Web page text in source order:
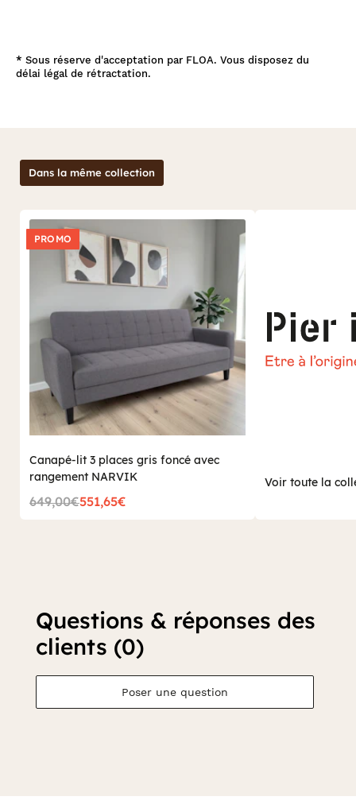
* Sous réserve d'acceptation par FLOA. Vous disposez du
délai légal de rétractation.
Dans la même collection
PROMO
Canapé-lit 3 places gris foncé avec
rangement NARVIK
649,00€551,65€
Voir toute la
Questions & réponses des
clients (0)
Poser une question